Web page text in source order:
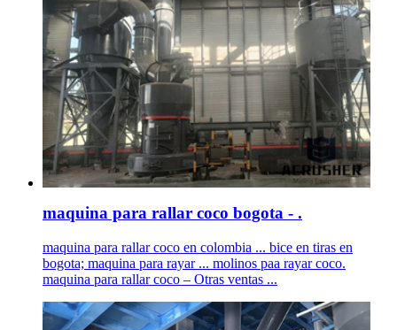
maquina para rallar coco bogota - .
maquina para rallar coco en colombia ... bice en tiras en
bogota; maquina para rayar ... molinos paa rayar coco.
maquina para rallar coco – Otras ventas ...